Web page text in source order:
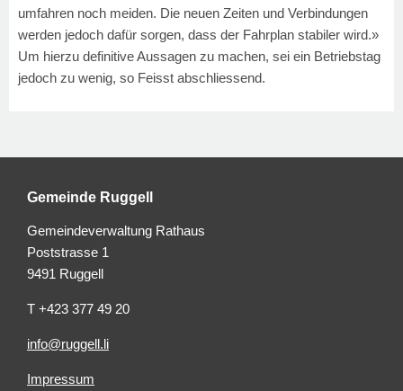
umfahren noch meiden. Die neuen Zeiten und Verbindungen
werden jedoch dafür sorgen, dass der Fahrplan stabiler wird.»
Um hierzu definitive Aussagen zu machen, sei ein Betriebstag
jedoch zu wenig, so Feisst abschliessend.
Gemeinde Ruggell
Gemeindeverwaltung Rathaus
Poststrasse 1
9491 Ruggell
T +423 377 49 20
info@ruggell.li
Impressum